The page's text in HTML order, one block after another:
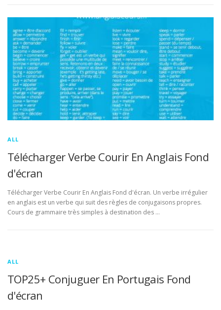
ALL
Télécharger Verbe Courir En Anglais Fond
d'écran
Télécharger Verbe Courir En Anglais Fond d'écran. Un verbe irrégulier
en anglais est un verbe qui suit des règles de conjugaisons propres.
Cours de grammaire très simples à destination des …
ALL
TOP25+ Conjuguer En Portugais Fond
d'écran